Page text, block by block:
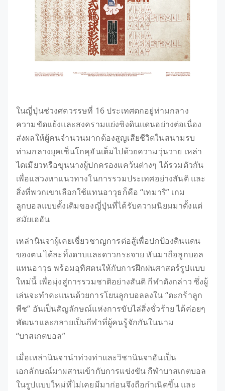
ในญี่ปุ่นช่วงศตวรรษที่ 16 ประเทศตกอยู่ท่ามกลาง
ความขัดแย้งและสงครามแย่งชิงดินแดนอย่างต่อเนื่อง
ส่งผลให้ผู้คนจำนวนมากต้องสูญเสียชีวิตในสนามรบ
ท่ามกลางยุคเซ็นโกคุอันเต็มไปด้วยความวุ่นวาย เหล่า
ไดเมียวหรือขุนนางผู้ปกครองแคว้นต่างๆ ได้รวมตัวกัน
เพื่อแสวงหาแนวทางในการรวมประเทศอย่างสันติ และ
สิ่งที่พวกเขาเลือกใช้แทนอาวุธก็คือ “เทมาริ” เกม
ลูกบอลแบบดั้งเดิมของญี่ปุ่นที่ได้รับความนิยมมาตั้งแต่
สมัยเฮอัน
เหล่านินจาผู้เคยเชี่ยวชาญการต่อสู้เพื่อปกป้องดินแดน
ของตน ได้ละทิ้งดาบและดาวกระจาย หันมาถือลูกบอล
แทนอาวุธ พร้อมอุทิศตนให้กับการฝึกฝนศาสตร์รูปแบบ
ใหม่นี้ เพื่อมุ่งสู่การรวมชาติอย่างสันติ กีฬาดังกล่าว ซึ่งผู้
เล่นจะทำคะแนนด้วยการโยนลูกบอลลงใน “ตะกร้าลูก
พีช” อันเป็นสัญลักษณ์แห่งการขับไล่สิ่งชั่วร้าย ได้ค่อยๆ
พัฒนาและกลายเป็นกีฬาที่ผู้คนรู้จักกันในนาม
“บาสเกตบอล”
เมื่อเหล่านินจานำท่วงท่าและวิชานินจาอันเป็น
เอกลักษณ์มาผสานเข้ากับการแข่งขัน กีฬาบาสเกตบอล
ในรูปแบบใหม่ที่ไม่เคยมีมาก่อนจึงถือกำเนิดขึ้น และ